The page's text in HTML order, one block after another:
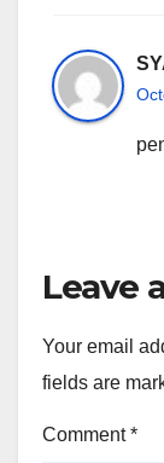
Leave
Your email
fields are
Comment*